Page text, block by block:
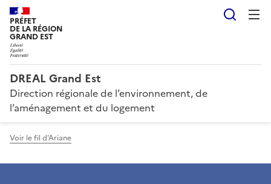
PRÉFET
DE LA RÉGION
GRAND EST
DREAL Grand Est
Direction régionale de l’environnement, de
l’aménagement et du logement
Voir le fil d'Ariane